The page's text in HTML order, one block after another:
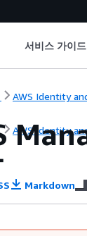
서비스 가이드
AWS Identity
AWS Identity
Markdown